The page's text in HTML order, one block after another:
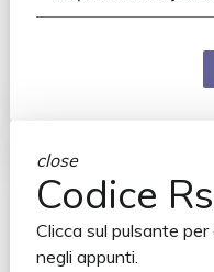
close
Codice
Clicca sul pulsante per
negli appunti.